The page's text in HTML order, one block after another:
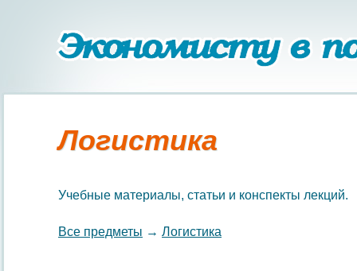
Логистика
Учебные материалы, статьи и конспекты лекций.
Все предметы → Логистика